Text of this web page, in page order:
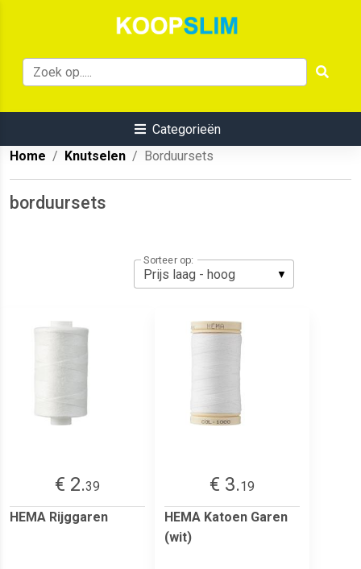
Categorieën
Home
Knutselen Borduursets
borduursets
Sorteer op:
€ 2.39
HEMA Rijggaren
€ 3.19
HEMA Katoen Garen
(wit)